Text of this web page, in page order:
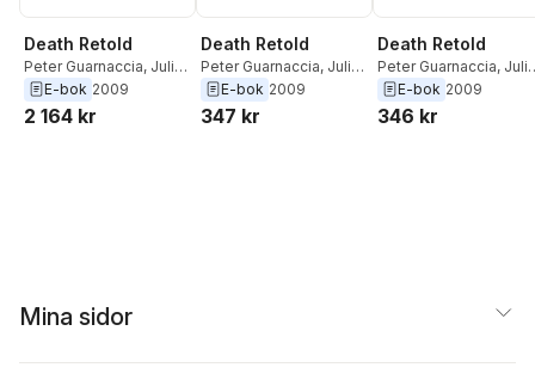
Death Retold
Peter Guarnaccia, Julie
Livingston,Keith Wailoo
E-bok 2009
2 164 kr
Death Retold
Peter Guarnaccia, Julie
Livingston,Keith Wailoo
E-bok 2009
347 kr
Death Retold
Peter Guarnaccia,
Livingston,Keith
E-bok 2009
346 kr
Mina sidor